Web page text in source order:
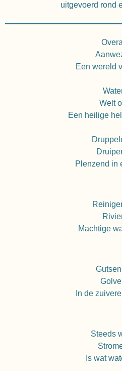
uitgevoerd rond
Overal
Een wereld
Welt
Een heilige
Plenzend in
Machtige
In de
Steeds
Is wat